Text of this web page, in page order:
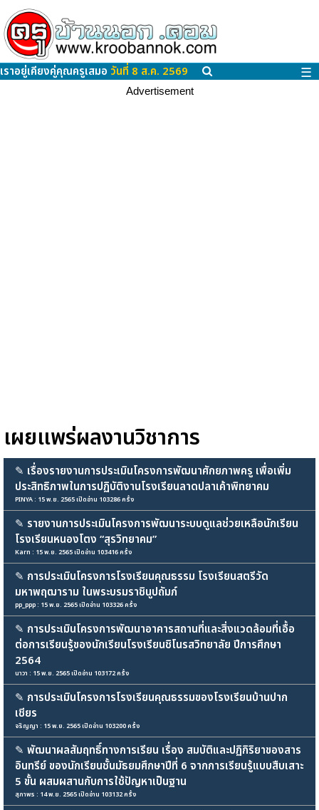
เราอยู่เคียงคู่คุณครูเสมอ วันที่ 8 ส.ค. 2569 ☰
Advertisement
เผยแพร่ผลงานวิชาการ
✎ เรื่องรายงานการประเมินโครงการพัฒนาศักยภาพครู เพื่อเพิ่ม
ประสิทธิภาพในการปฏิบัติงานโรงเรียนลาดปลาเค้าพิทยาคม
PINYA : 15 พ.ย. 2565 เปิดอ่าน 103286 ครั้ง
✎ รายงานการประเมินโครงการพัฒนาระบบดูแลช่วยเหลือนักเรียน
โรงเรียนหนองโตง “สุรวิทยาคม”
Karn : 15 พ.ย. 2565 เปิดอ่าน 103416 ครั้ง
✎ การประเมินโครงการโรงเรียนคุณธรรม โรงเรียนสตรีวัด
มหาพฤฒาราม ในพระบรมราชินูปถัมภ์
pp_ppp : 15 พ.ย. 2565 เปิดอ่าน 103326 ครั้ง
✎ การประเมินโครงการพัฒนาอาคารสถานที่และสิ่งแวดล้อมที่เอื้อ
ต่อการเรียนรู้ของนักเรียนโรงเรียนชิโนรสวิทยาลัย ปีการศึกษา
2564
นาวา : 15 พ.ย. 2565 เปิดอ่าน 103172 ครั้ง
✎ การประเมินโครงการโรงเรียนคุณธรรมของโรงเรียนบ้านปาก
เชียร
จริญญา : 15 พ.ย. 2565 เปิดอ่าน 103200 ครั้ง
✎ พัฒนาผลสัมฤทธิ์ทางการเรียน เรื่อง สมบัติและปฏิกิริยาของสาร
อินทรีย์ ของนักเรียนชั้นมัธยมศึกษาปีที่ 6 จากการเรียนรู้แบบสืบเสาะ
5 ขั้น ผสมผสานกับการใช้ปัญหาเป็นฐาน
สุภาพร : 14 พ.ย. 2565 เปิดอ่าน 103132 ครั้ง